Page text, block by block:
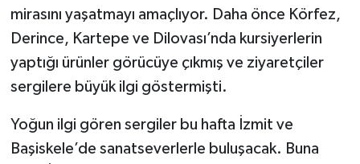
mirasını yaşatmayı amaçlıyor. Daha önce Körfez,
Derince, Kartepe ve Dilovası’nda kursiyerlerin
yaptığı ürünler görücüye çıkmış ve ziyaretçiler
sergilere büyük ilgi göstermişti.
Yoğun ilgi gören sergiler bu hafta İzmit ve
Başiskele’de sanatseverlerle buluşacak. Buna